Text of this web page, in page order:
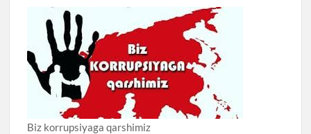
Biz korrupsiyaga qarshimiz